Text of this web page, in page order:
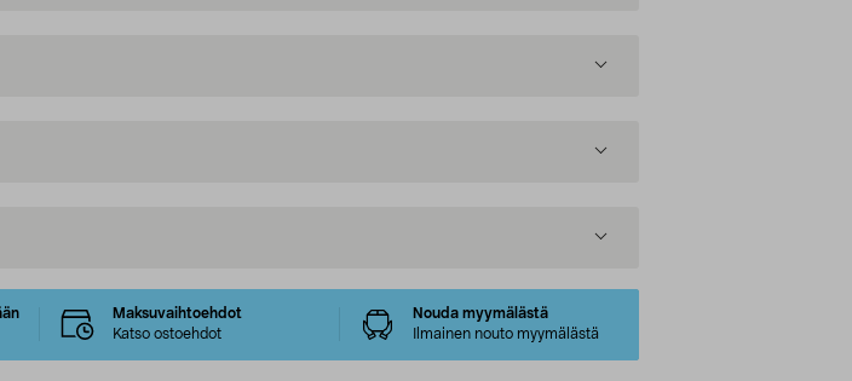
Maksuvaihtoehdot
Katso ostoehdot
Nouda myymälästä
Ilmainen nouto myymälästä